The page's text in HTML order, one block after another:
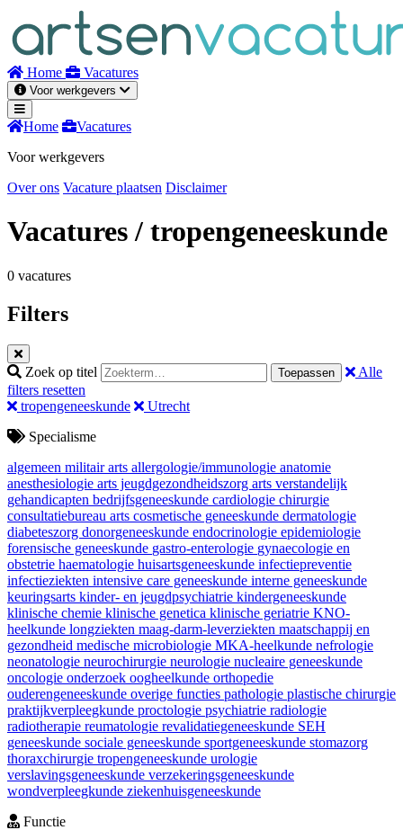
inhoud
Home Vacatures
Voor werkgevers
Home
Vacatures
Voor werkgevers
Over ons Vacature plaatsen Disclaimer
Vacatures/ tropengeneeskunde
0 vacatures
Filters
Zoek op titel Toepassen
Alle
filters resetten
tropengeneeskunde
Utrecht
Specialisme
algemeen militair arts allergologie/immunologie anatomie
anesthesiologie arts jeugdgezondheidszorg arts verstandelijk
gehandicapten bedrijfsgeneeskunde cardiologie chirurgie
consultatiebureau arts cosmetische geneeskunde dermatologie
diabeteszorg donorgeneeskunde endocrinologie epidemiologie
forensische geneeskunde gastro-enterologie gynaecologie en
obstetrie haematologie huisartsgeneeskunde infectiepreventie
infectieziekten intensive care geneeskunde interne geneeskunde
keuringsarts kinder- en jeugdpsychiatrie kindergeneeskunde
klinische chemie klinische genetica klinische geriatrie KNO-
heelkunde longziekten maag-darm-leverziekten maatschappij en
gezondheid medische microbiologie MKA-heelkunde nefrologie
neonatologie neurochirurgie neurologie nucleaire geneeskunde
oncologie onderzoek oogheelkunde orthopedie
ouderengeneeskunde overige functies pathologie plastische chirurgie
praktijkverpleegkunde proctologie psychiatrie radiologie
radiotherapie reumatologie revalidatiegeneeskunde SEH
geneeskunde sociale geneeskunde sportgeneeskunde stomazorg
thoraxchirurgie tropengeneeskunde urologie
verslavingsgeneeskunde verzekeringsgeneeskunde
wondverpleegkunde ziekenhuisgeneeskunde
Functie